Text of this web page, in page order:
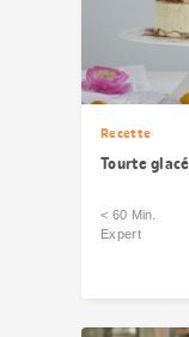
Recette
Tourte
< 60 Min.
Expert